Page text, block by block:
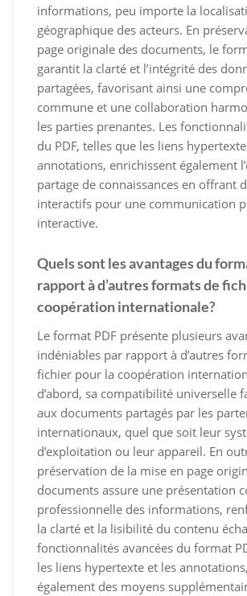
informations, peu importe la
géographique des acteurs. En
page originale des documents, le
garantit la clarté et l’intégrité des
partagées, favorisant ainsi une
commune et une collaboration
les parties prenantes. Les
du PDF, telles que les liens
annotations, enrichissent également
partage de connaissances en offrant
interactifs pour une communication
interactive.
Quels sont les avantages du
rapport à d’autres formats de
coopération internationale?
Le format PDF présente plusieurs
indéniables par rapport à d’autres
fichier pour la coopération
d’abord, sa compatibilité universelle
aux documents partagés par les
internationaux, quel que soit leur
d’exploitation ou leur appareil. En
préservation de la mise en page
documents assure une présentation
professionnelle des informations,
la clarté et la lisibilité du contenu
fonctionnalités avancées du format
les liens hypertexte et les
également des moyens